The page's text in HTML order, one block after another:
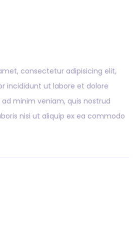
consectetur adipisicing elit,
incididunt ut labore et dolore
minim veniam, quis nostrud
nisi ut aliquip ex ea commodo